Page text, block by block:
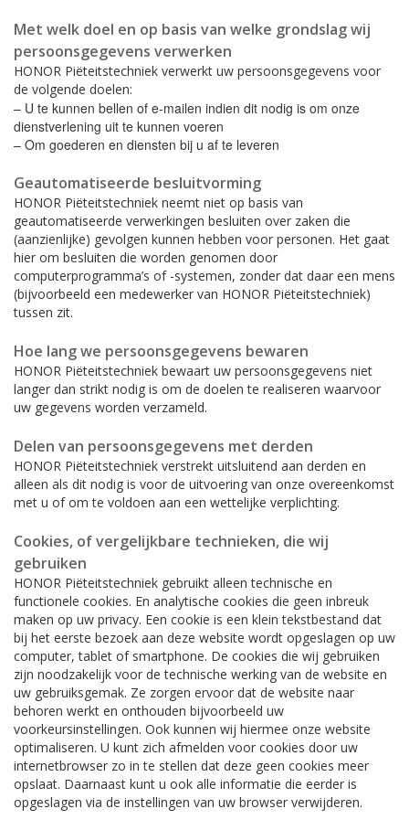
Met welk doel en op basis van welke grondslag wij
persoonsgegevens verwerken
HONOR Piëteitstechniek verwerkt uw persoonsgegevens voor
de volgende doelen:
– U te kunnen bellen of e-mailen indien dit nodig is om onze
dienstverlening uit te kunnen voeren
– Om goederen en diensten bij u af te leveren
Geautomatiseerde besluitvorming
HONOR Piëteitstechniek neemt niet op basis van
geautomatiseerde verwerkingen besluiten over zaken die
(aanzienlijke) gevolgen kunnen hebben voor personen. Het gaat
hier om besluiten die worden genomen door
computerprogramma’s of -systemen, zonder dat daar een mens
(bijvoorbeeld een medewerker van HONOR Piëteitstechniek)
tussen zit.
Hoe lang we persoonsgegevens bewaren
HONOR Piëteitstechniek bewaart uw persoonsgegevens niet
langer dan strikt nodig is om de doelen te realiseren waarvoor
uw gegevens worden verzameld.
Delen van persoonsgegevens met derden
HONOR Piëteitstechniek verstrekt uitsluitend aan derden en
alleen als dit nodig is voor de uitvoering van onze overeenkomst
met u of om te voldoen aan een wettelijke verplichting.
Cookies, of vergelijkbare technieken, die wij
gebruiken
HONOR Piëteitstechniek gebruikt alleen technische en
functionele cookies. En analytische cookies die geen inbreuk
maken op uw privacy. Een cookie is een klein tekstbestand dat
bij het eerste bezoek aan deze website wordt opgeslagen op uw
computer, tablet of smartphone. De cookies die wij gebruiken
zijn noodzakelijk voor de technische werking van de website en
uw gebruiksgemak. Ze zorgen ervoor dat de website naar
behoren werkt en onthouden bijvoorbeeld uw
voorkeursinstellingen. Ook kunnen wij hiermee onze website
optimaliseren. U kunt zich afmelden voor cookies door uw
internetbrowser zo in te stellen dat deze geen cookies meer
opslaat. Daarnaast kunt u ook alle informatie die eerder is
opgeslagen via de instellingen van uw browser verwijderen.